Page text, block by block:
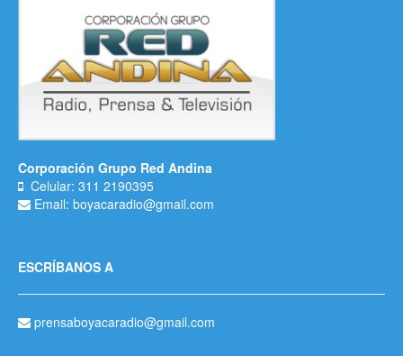
Corporación Grupo Red Andina
Celular: 311 2190395
Email: boyacaradio@gmail.com
ESCRÍBANOS A
prensaboyacaradio@gmail.com